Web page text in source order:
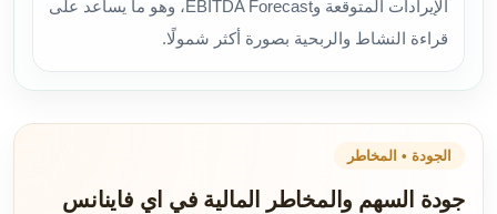
الإيرادات المتوقعة وEBITDA Forecast، وهو ما يساعد على
قراءة النشاط والربحية بصورة أكثر شمولًا.
الجودة • المخاطر
جودة السهم والمخاطر المالية في اي فاينانس